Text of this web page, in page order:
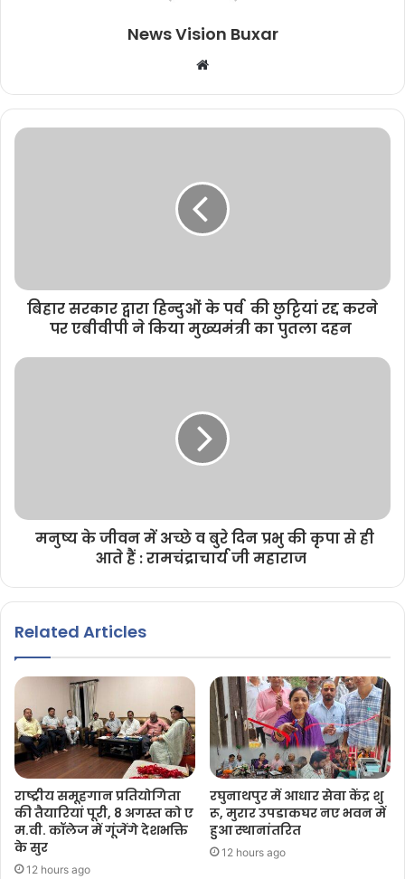
News Vision Buxar
b
s
बिहार सरकार द्वारा हिन्दुओं के पर्व की छुट्टियां रद्द करने
पर एबीवीपी ने किया मुख्यमंत्री का पुतला दहन
मनुष्य के जीवन में अच्छे व बुरे दिन प्रभु की कृपा से ही
आते हैं : रामचंद्राचार्य जी महाराज
Related Articles
राष्ट्रीय समूहगान प्रतियोगिता
की तैयारियां पूरी, 8 अगस्त को ए
म.वी. कॉलेज में गूंजेंगे देशभक्ति
के सुर
12 hours ago
रघुनाथपुर में आधार सेवा केंद्र शु
रू, मुरार उपडाकघर नए भवन में
हुआ स्थानांतरित
12 hours ago